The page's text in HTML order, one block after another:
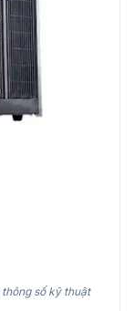
số kỹ thuật